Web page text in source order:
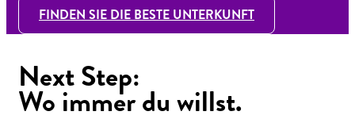
FINDEN SIE DIE BESTE UNTERKUNFT
Next Step:
Wo immer du willst.